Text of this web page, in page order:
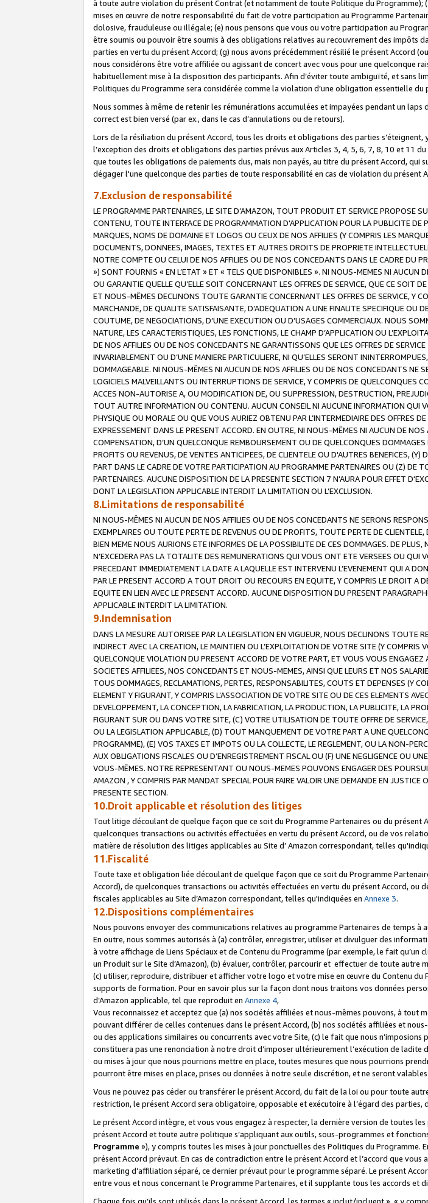
à toute autre violation du présent Contrat (et notamment de toute Politique du
mises en œuvre de notre responsabilité du fait de votre participation au Programme
dolosive, frauduleuse ou illégale; (e) nous pensons que vous ou votre participation au
être soumis ou pouvoir être soumis à des obligations relatives au recouvrement des impôts
parties en vertu du présent Accord; (g) nous avons précédemment résilié le présent Accord
nous considérons être votre affiliée ou agissant de concert avec vous pour une quelconque
habituellement mise à la disposition des participants. Afin d’éviter toute ambiguïté, et sans
Politiques du Programme sera considérée comme la violation d’une obligation essentielle du
Nous sommes à même de retenir les rémunérations accumulées et impayées pendant un
correct est bien versé (par ex., dans le cas d’annulations ou de retours).
Lors de la résiliation du présent Accord, tous les droits et obligations des parties
l’exception des droits et obligations des parties prévus aux Articles 3, 4, 5, 6, 7, 8, 10 et 11
que toutes les obligations de paiements dus, mais non payés, au titre du présent Accord, qui
dégager l'une quelconque des parties de toute responsabilité en cas de violation du présent
7.Exclusion de responsabilité
LE PROGRAMME PARTENAIRES, LE SITE D’AMAZON, TOUT PRODUIT ET SERVICE PROPOSE
CONTENU, TOUTE INTERFACE DE PROGRAMMATION D'APPLICATION POUR LA PUBLICITE
MARQUES, NOMS DE DOMAINE ET LOGOS OU CEUX DE NOS AFFILIES (Y COMPRIS LES
DOCUMENTS, DONNEES, IMAGES, TEXTES ET AUTRES DROITS DE PROPRIETE
NOTRE COMPTE OU CELUI DE NOS AFFILIES OU DE NOS CONCEDANTS DANS LE CADRE DU
») SONT FOURNIS « EN L’ETAT » ET « TELS QUE DISPONIBLES ». NI NOUS-MEMES NI AUCUN
OU GARANTIE QUELLE QU’ELLE SOIT CONCERNANT LES OFFRES DE SERVICE, QUE CE SOIT
ET NOUS-MÊMES DECLINONS TOUTE GARANTIE CONCERNANT LES OFFRES DE SERVICE, Y
MARCHANDE, DE QUALITE SATISFAISANTE, D’ADEQUATION A UNE FINALITE SPECIFIQUE
COUTUME, DE NEGOCIATIONS, D’UNE EXECUTION OU D’USAGES COMMERCIAUX. NOUS
NATURE, LES CARACTERISTIQUES, LES FONCTIONS, LE CHAMP D’APPLICATION OU
DE NOS AFFILIES OU DE NOS CONCEDANTS NE GARANTISSONS QUE LES OFFRES DE
INVARIABLEMENT OU D’UNE MANIERE PARTICULIERE, NI QU’ELLES SERONT
DOMMAGEABLE. NI NOUS-MÊMES NI AUCUN DE NOS AFFILIES OU DE NOS CONCEDANTS NE
LOGICIELS MALVEILLANTS OU INTERRUPTIONS DE SERVICE, Y COMPRIS DE QUELCONQUES
ACCES NON-AUTORISE A, OU MODIFICATION DE, OU SUPPRESSION, DESTRUCTION,
TOUT AUTRE INFORMATION OU CONTENU. AUCUN CONSEIL NI AUCUNE INFORMATION QUI
PHYSIQUE OU MORALE OU QUE VOUS AURIEZ OBTENU PAR L’INTERMEDIAIRE DES OFFRES
EXPRESSEMENT DANS LE PRESENT ACCORD. EN OUTRE, NI NOUS-MÊMES NI AUCUN DE
COMPENSATION, D’UN QUELCONQUE REMBOURSEMENT OU DE QUELCONQUES
PROFITS OU REVENUS, DE VENTES ANTICIPEES, DE CLIENTELE OU D'AUTRES BENEFICES,
PART DANS LE CADRE DE VOTRE PARTICIPATION AU PROGRAMME PARTENAIRES OU (Z)
PARTENAIRES. AUCUNE DISPOSITION DE LA PRESENTE SECTION 7 N'AURA POUR EFFET
DONT LA LEGISLATION APPLICABLE INTERDIT LA LIMITATION OU L’EXCLUSION.
8.Limitations de responsabilité
NI NOUS-MÊMES NI AUCUN DE NOS AFFILIES OU DE NOS CONCEDANTS NE SERONS
EXEMPLAIRES OU TOUTE PERTE DE REVENUS OU DE PROFITS, TOUTE PERTE DE
BIEN MEME NOUS AURIONS ETE INFORMES DE LA POSSIBILITE DE CES DOMMAGES. DE
N’EXCEDERA PAS LA TOTALITE DES REMUNERATIONS QUI VOUS ONT ETE VERSEES OU
PRECEDANT IMMEDIATEMENT LA DATE A LAQUELLE EST INTERVENU L’EVENEMENT QUI A
PAR LE PRESENT ACCORD A TOUT DROIT OU RECOURS EN EQUITE, Y COMPRIS LE DROIT
EQUITE EN LIEN AVEC LE PRESENT ACCORD. AUCUNE DISPOSITION DU PRESENT
APPLICABLE INTERDIT LA LIMITATION.
9.Indemnisation
DANS LA MESURE AUTORISEE PAR LA LEGISLATION EN VIGUEUR, NOUS DECLINONS
INDIRECT AVEC LA CREATION, LE MAINTIEN OU L’EXPLOITATION DE VOTRE SITE (Y
QUELCONQUE VIOLATION DU PRESENT ACCORD DE VOTRE PART, ET VOUS VOUS
SOCIETES AFFILIEES, NOS CONCEDANTS ET NOUS-MEMES, AINSI QUE LEURS ET NOS
TOUS DOMMAGES, RECLAMATIONS, PERTES, RESPONSABILITES, COUTS ET DEPENSES (Y
ELEMENT Y FIGURANT, Y COMPRIS L’ASSOCIATION DE VOTRE SITE OU DE CES ELEMENTS
DEVELOPPEMENT, LA CONCEPTION, LA FABRICATION, LA PRODUCTION, LA PUBLICITE, LA
FIGURANT SUR OU DANS VOTRE SITE, (C) VOTRE UTILISATION DE TOUTE OFFRE DE
OU LA LEGISLATION APPLICABLE, (D) TOUT MANQUEMENT DE VOTRE PART A UNE
PROGRAMME), (E) VOS TAXES ET IMPOTS OU LA COLLECTE, LE REGLEMENT, OU LA NON-
AUX OBLIGATIONS FISCALES OU D’ENREGISTREMENT FISCAL OU (F) UNE NEGLIGENCE OU
VOUS-MÊMES. NOTRE REPRESENTANT OU NOUS-MEMES POUVONS ENGAGER DES
AMAZON , Y COMPRIS PAR MANDAT SPECIAL POUR FAIRE VALOIR UNE DEMANDE EN
PRESENTE SECTION.
10.Droit applicable et résolution des litiges
Tout litige découlant de quelque façon que ce soit du Programme Partenaires ou du
quelconques transactions ou activités effectuées en vertu du présent Accord, ou de vos
matière de résolution des litiges applicables au Site d’ Amazon correspondant, telles
11.Fiscalité
Toute taxe et obligation liée découlant de quelque façon que ce soit du Programme
Accord), de quelconques transactions ou activités effectuées en vertu du présent Accord,
fiscales applicables au Site d’Amazon correspondant, telles qu'indiquées en Annexe 3.
12.Dispositions complémentaires
Nous pouvons envoyer des communications relatives au programme Partenaires de temps à
En outre, nous sommes autorisés à (a) contrôler, enregistrer, utiliser et divulguer des
à votre affichage de Liens Spéciaux et de Contenu du Programme (par exemple, le fait
un Produit sur le Site d’Amazon), (b) évaluer, contrôler, parcourir et effectuer de toute autre
(c) utiliser, reproduire, distribuer et afficher votre logo et votre mise en œuvre du Contenu
supports de formation. Pour en savoir plus sur la façon dont nous traitons vos données
d’Amazon applicable, tel que reproduit en Annexe 4,
Vous reconnaissez et acceptez que (a) nos sociétés affiliées et nous-mêmes pouvons, à
pouvant différer de celles contenues dans le présent Accord, (b) nos sociétés affiliées et
ou des applications similaires ou concurrents avec votre Site, (c) le fait que nous
constituera pas une renonciation à notre droit d’imposer ultérieurement l’exécution de
ou mises à jour que nous pourrions mettre en place, toutes mesures que nous pourrions
pourront être mises en place, prises ou données à notre seule discrétion, et ne seront
Vous ne pouvez pas céder ou transférer le présent Accord, du fait de la loi ou pour toute
restriction, le présent Accord sera obligatoire, opposable et exécutoire à l’égard des parties,
Le présent Accord intègre, et vous vous engagez à respecter, la dernière version de toutes
présent Accord et toute autre politique s’appliquant aux outils, sous-programmes et
Programme »), y compris toutes les mises à jour ponctuelles des Politiques du
présent Accord prévaut. En cas de contradiction entre le présent Accord et l’accord que vous
marketing d’affiliation séparé, ce dernier prévaut pour le programme séparé. Le présent
entre vous et nous concernant le Programme Partenaires, et il supplante tous les accords et